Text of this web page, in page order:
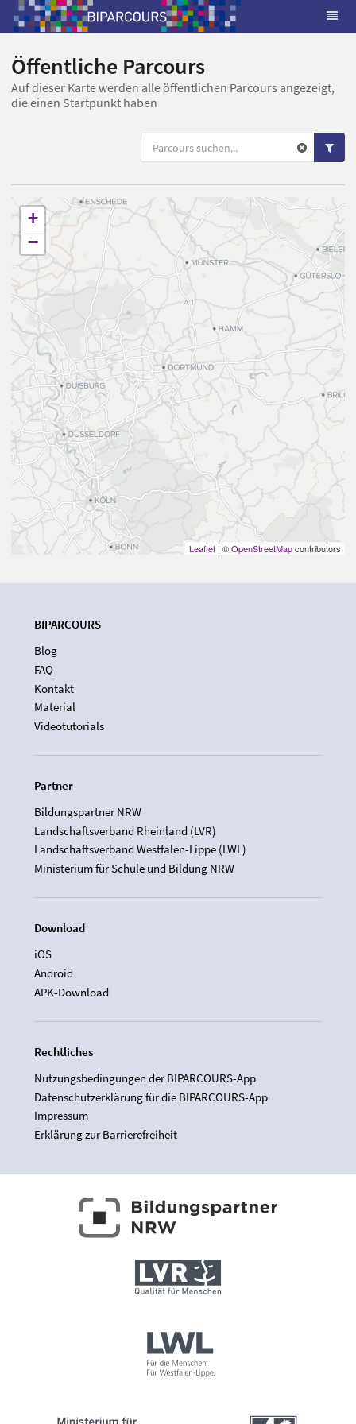
Öffentliche Parcours
Auf dieser Karte werden alle öffentlichen Parcours angezeigt,
die einen Startpunkt haben
+
−
Leaflet | ©OpenStreetMapcontributors
BIPARCOURS
Blog
FAQ
Kontakt
Material
Videotutorials
Partner
Bildungspartner NRW
Landschaftsverband Rheinland (LVR)
Landschaftsverband Westfalen-Lippe (LWL)
Ministerium für Schule und Bildung NRW
Download
iOS
Android
APK-Download
Rechtliches
Nutzungsbedingungen der BIPARCOURS-App
Datenschutzerklärung für die BIPARCOURS-App
Impressum
Erklärung zur Barrierefreiheit